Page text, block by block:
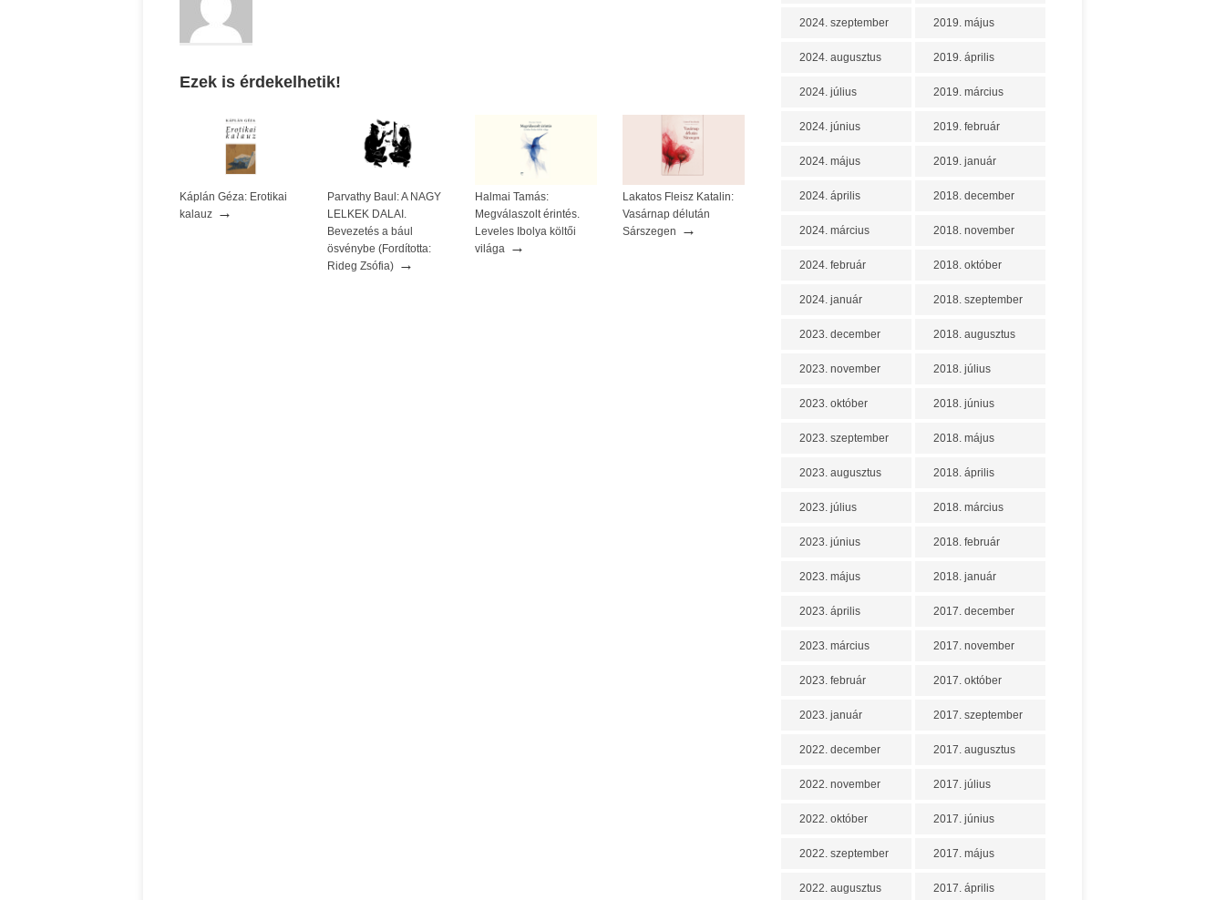
Ezek is érdekelhetik!
Káplán Géza: Erotikai
kalauz →
Parvathy Baul: A NAGY
LELKEK DALAI.
Bevezetés a bául
ösvénybe (Fordította:
Rideg Zsófia) →
Halmai Tamás:
Megválaszolt érintés.
Leveles Ibolya költői
világa
→
Lakatos Fleisz Katalin:
Vasárnap délután
Sárszegen
→
2024. szeptember
2024. augusztus
2024. július
2024. június
2024. május
2024. április
2024. március
2024. február
2024. január
2023. december
2023. november
2023. október
2023. szeptember
2023. augusztus
2023. július
2023. június
2023. május
2023. április
2023. március
2023. február
2023. január
2022. december
2022. november
2022. október
2022. szeptember
2022. augusztus
2019. május
2019. április
2019. március
2019. február
2019. január
2018. december
2018. november
2018. október
2018. szeptember
2018. augusztus
2018. július
2018. június
2018. május
2018. április
2018. március
2018. február
2018. január
2017. december
2017. november
2017. október
2017. szeptember
2017. augusztus
2017. július
2017. június
2017. május
2017. április